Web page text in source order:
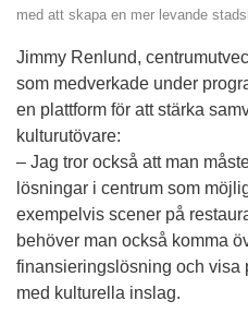
med att skapa en mer levande
Jimmy Renlund,
som medverkade under
en plattform för att stärka
kulturutövare:
– Jag tror också att man
lösningar i centrum som
exempelvis scener på
behöver man också komma
finansieringslösning och visa
med kulturella inslag.